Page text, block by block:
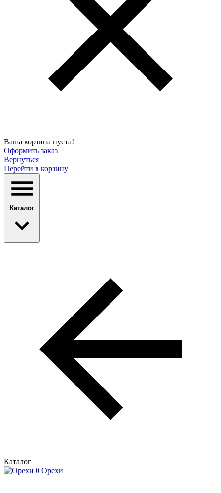
Ваша корзина пуста!
Оформить заказ
Вернуться
Перейти в корзину
Каталог
Каталог
Орехи